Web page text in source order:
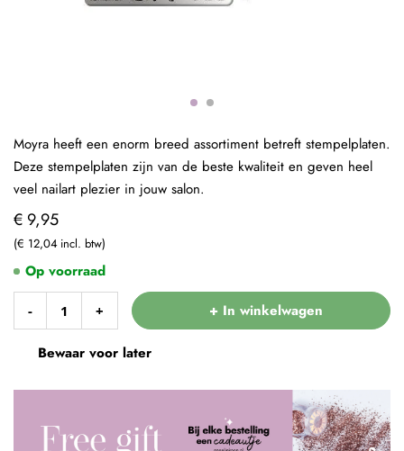
€ 9,95
€ 12,04
- + + In winkelwagen
Bewaar voor later
Op voorraad
Moyra heeft een enorm breed assortiment betreft stempelplaten.
Deze stempelplaten zijn van de beste kwaliteit en geven heel
veel nailart plezier in jouw salon.